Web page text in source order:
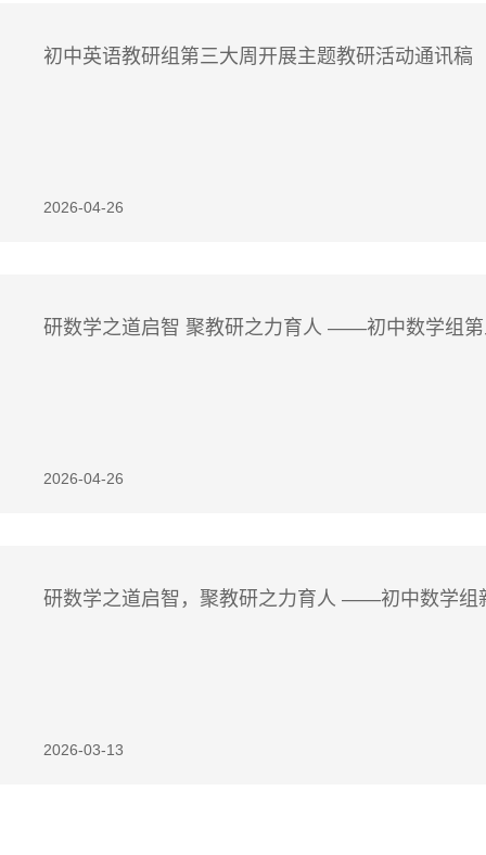
初中英语教研组第三大周开展主题教研活动通讯稿
2026-04-26
研数学之道启智 聚教研之力育人 ——初中数学组
2026-04-26
研数学之道启智，聚教研之力育人 ——初中数学组
2026-03-13